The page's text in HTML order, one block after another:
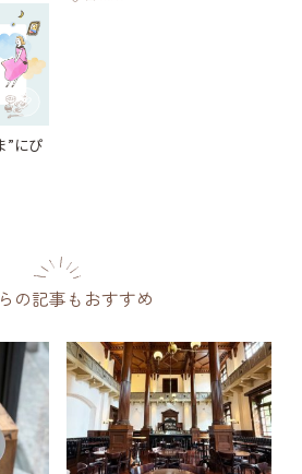
”にぴ
の記事もおすすめ